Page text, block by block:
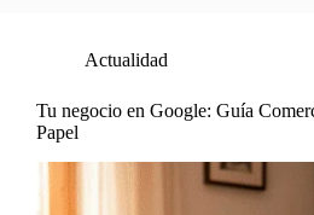
Actualidad
Tu negocio en Google: Guía
Papel